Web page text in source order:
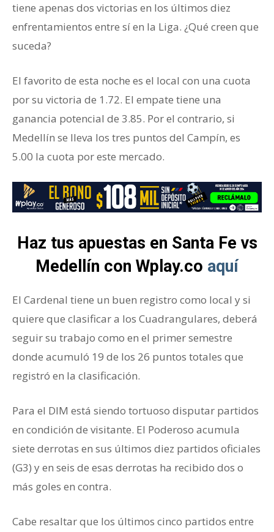
tiene apenas dos victorias en los últimos diez
enfrentamientos entre sí en la Liga. ¿Qué creen que
suceda?
El favorito de esta noche es el local con una cuota
por su victoria de 1.72. El empate tiene una
ganancia potencial de 3.85. Por el contrario, si
Medellín se lleva los tres puntos del Campín, es
5.00 la cuota por este mercado.
Haz tus apuestas en Santa Fe vs
Medellín con Wplay.co aquí
El Cardenal tiene un buen registro como local y si
quiere que clasificar a los Cuadrangulares, deberá
seguir su trabajo como en el primer semestre
donde acumuló 19 de los 26 puntos totales que
registró en la clasificación.
Para el DIM está siendo tortuoso disputar partidos
en condición de visitante. El Poderoso acumula
siete derrotas en sus últimos diez partidos oficiales
(G3) y en seis de esas derrotas ha recibido dos o
más goles en contra.
Cabe resaltar que los últimos cinco partidos entre